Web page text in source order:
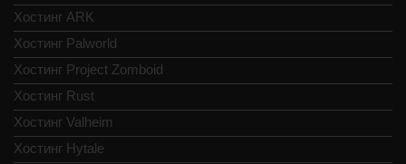
Хостинг ARK
Хостинг Palworld
Хостинг Project Zomboid
Хостинг Rust
Хостинг Valheim
Хостинг Hytale